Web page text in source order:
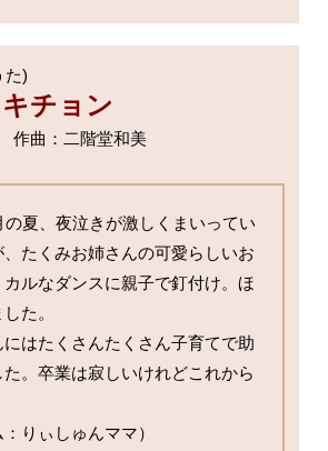
チョン
作曲：二階堂和美
の夏、夜泣きが激しくまいってい
たくみお姉さんの可愛らしいお
ルなダンスに親子で釘付け。ほ
た。
はたくさんたくさん子育てで助
。卒業は寂しいけれどこれから
：りぃしゅんママ）